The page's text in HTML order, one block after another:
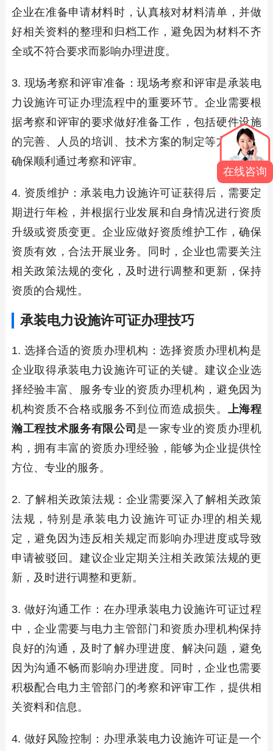
企业在准备申请材料时，认真核对材料清单，并做
好相关资料的整理和归档工作，避免因为材料不齐
全或不符合要求而影响办理进度。
3. 现场考察和评审准备：现场考察和评审是承装电
力设施许可证办理流程中的重要环节。企业需要根
据考察和评审的要求做好准备工作，包括硬件设施
的完善、人员的培训、技术方案的制定等方面，以
确保顺利通过考察和评审。
4. 资质维护：承装电力设施许可证获得后，需要定
期进行年检，并根据行业发展和自身情况进行资质
升级或资质变更。企业应做好资质维护工作，确保
资质有效，合法开展业务。同时，企业也需要关注
相关政策法规的变化，及时进行调整和更新，保持
资质的合规性。
承装电力设施许可证办理技巧
1. 选择合适的资质办理机构：选择资质办理机构是
企业取得承装电力设施许可证的关键。建议企业选
择经验丰富、服务专业的资质办理机构，避免因为
机构资质不合格或服务不到位而造成损失。
上海程
瀚工程技术服务有限公司 是一家专业的资质办理机
构，拥有丰富的资质办理经验，能够为企业提供恮
方位、专业的服务。
2. 了解相关政策法规：企业需要深入了解相关政策
法规，特别是承装电力设施许可证办理的相关规
定，避免因为违反相关规定而影响办理进度或导致
申请被驳回。建议企业定期关注相关政策法规的更
新，及时进行调整和更新。
3. 做好沟通工作：在办理承装电力设施许可证过程
中，企业需要与电力主管部门和资质办理机构保持
良好的沟通，及时了解办理进度、解决问题，避免
因为沟通不畅而影响办理进度。同时，企业也需要
积极配合电力主管部门的考察和评审工作，提供相
关资料和信息。
4. 做好风险控制：办理承装电力设施许可证是一个
在线咨询